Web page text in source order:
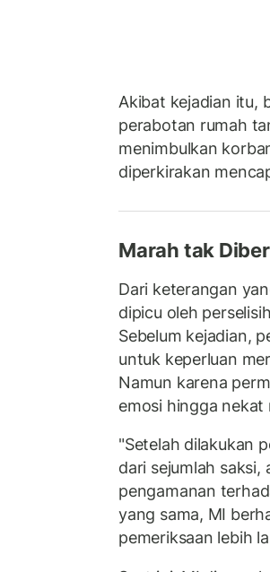
Akibat kejadian itu,
perabotan rumah
menimbulkan
diperkirakan
Marah tak
Dari keterangan
dipicu oleh
Sebelum kejadian,
untuk keperluan
Namun karena
emosi hingga nekat
"Setelah dilakukan
dari sejumlah saksi,
pengamanan
yang sama, MI
pemeriksaan lebih